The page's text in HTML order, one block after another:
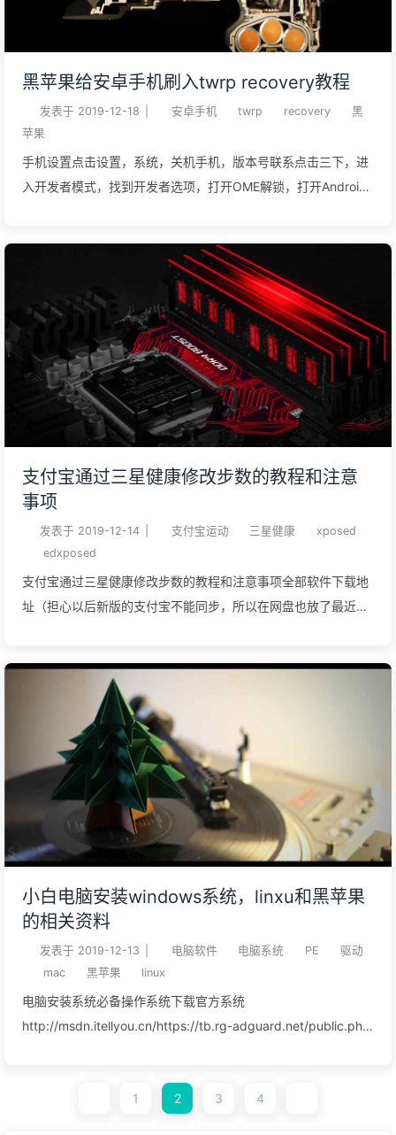
方法一、安装新版的微信（国际版），正常登陆下载
Terminal_Emulator_for_Android_97ef8922.apk 安装 这个是安
com.tencent.mm 下载微信6.5.23（国际版）很多网友反映6.6
微信开始卡顿，所以我选择6.5的最后一个版本，直接 ...
黑苹果给安卓手机刷入twrp recovery教程
发表于 2019-12-18 安卓手机 twrp recovery
黑
苹果
手机设置点击设置，系统，关机手机，版本号联系点击三下，进
入开发者模式，找到开发者选项，打开OME解锁，打开Android
Fastboot 工具点击下载platform-
toolshttps://dl.google.com/android/repository/platform-
tools-latest-darwin.zip解压后放在一个方便使用的位置，英文
名字的文件夹打开终端，用 cd 命令进入 SDK 目录的 platform-
tools 文件夹。即 输入 cd 和一个空格，后面输入文件夹路径，
也可以直接拖拽文件夹进终端。下面是我的路径存放地址示例：
cd ~/desktop/az/platform-tools 文件夹路径可以直接使用快捷
键win+ alt + C来复制，粘贴当然还是`win + V 把 ADB 拷贝到系
...
支付宝通过三星健康修改步数的教程和注意
事项
发表于 2019-12-14 支付宝运动 三星健康
xposed
edxposed
支付宝通过三星健康修改步数的教程和注意事项全部软件下载地
址（担心以后新版的支付宝不能同步，所以在网盘也放了最近的
10安装edxposed下载MagiskManager-v7.4.0.apk下载Magisk-
v20.1.zip下载应用变量旧版本 com.sollyu.xposed.hook.model-
3.2.10.ef7885b-0-13665-841308-coolapk.apk下载三星步数
管理.apk下载三星健康.apk 在twrp刷入Magisk-v20.1.zip手机开
机安装Magisk Manager v7.4在magisk中安装好riru-core，再安
装riru edxposed在酷安下载安装edxposed installer安装支付
宝，安装三星步数管理.apk，安装下载三星健康.apk打开
edxposed 在模块中勾选应用变量 3.2.10.ef78856重启手机 安
Ma ...
小白电脑安装windows系统，linxu和黑苹果
的相关资料
发表于 2019-12-13 电脑软件 电脑系统 PE
驱动
mac
黑苹果 linux
电脑安装系统必备操作系统下载官方系统
http://msdn.itellyou.cn/https://tb.rg-adguard.net/public.php
software.htmlhttp://www.myfeng.cn/驱动
1 2 3 4